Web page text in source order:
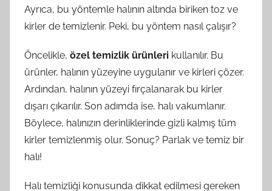
Ayrıca, bu yöntemle halının altında biriken toz ve
kirler de temizlenir. Peki, bu yöntem nasıl çalışır?
Öncelikle, özel temizlik ürünleri kullanılır. Bu
ürünler, halının yüzeyine uygulanır ve kirleri çözer.
Ardından, halının yüzeyi fırçalanarak bu kirler
dışarı çıkarılır. Son adımda ise, halı vakumlanır.
Böylece, halınızın derinliklerinde gizli kalmış tüm
kirler temizlenmiş olur. Sonuç? Parlak ve temiz bir
halı!
Halı temizliği konusunda dikkat edilmesi gereken